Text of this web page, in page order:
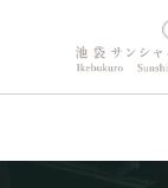
を
キ